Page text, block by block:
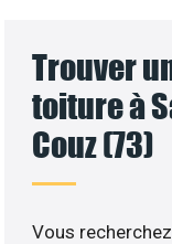
Trouver
toiture à
Couz (73)
Vous